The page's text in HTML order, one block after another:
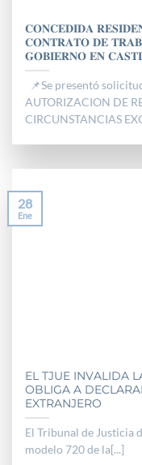
𝐂𝐎𝐍𝐂𝐄𝐃𝐈𝐃𝐀
𝐂𝐎𝐍𝐓𝐑𝐀𝐓𝐎 𝐃𝐄
𝐆𝐎𝐁𝐈𝐄𝐑𝐍𝐎 𝐄𝐍
📌Se presentó
AUTORIZACION DE
CIRCUNSTANCIAS
EL TJUE INVALIDA
OBLIGA A
EXTRANJERO
El Tribunal de Justicia
modelo 720 de la[...]
28
Ene